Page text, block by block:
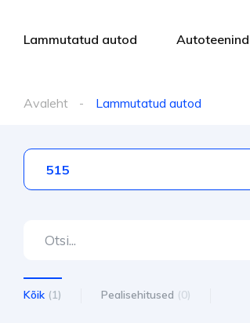
Lammutatud autod
Avaleht Lammutatud autod
515
Kõik (1) Pealisehitused (0)